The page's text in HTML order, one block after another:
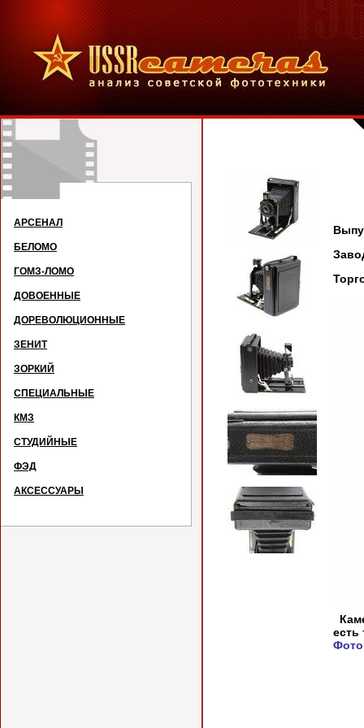
АРСЕНАЛ
БЕЛОМО
ГОМЗ-ЛОМО
ДОВОЕННЫЕ
ДОРЕВОЛЮЦИОННЫЕ
ЗЕНИТ
ЗОРКИЙ
СПЕЦИАЛЬНЫЕ
КМЗ
СТУДИЙНЫЕ
ФЭД
АКСЕССУАРЫ